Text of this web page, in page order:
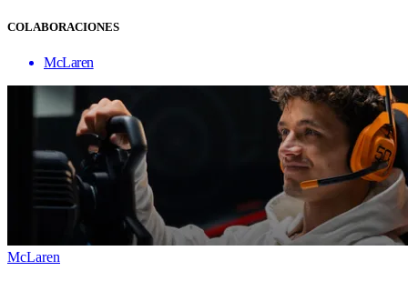
COLABORACIONES
McLaren
McLaren